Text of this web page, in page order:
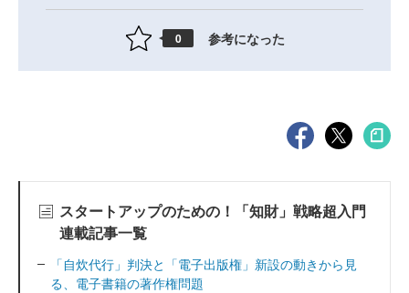
0 参考になった
スタートアップのための！「知財」戦略超入門
連載記事一覧
「自炊代行」判決と「電子出版権」新設の動きから見
る、電子書籍の著作権問題